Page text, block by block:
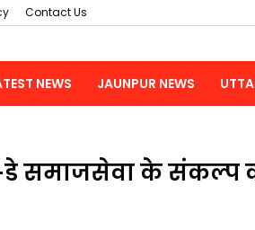
Contact Us
NEWS JAUNPUR NEWS
डे समाजसेवा के संकल्प